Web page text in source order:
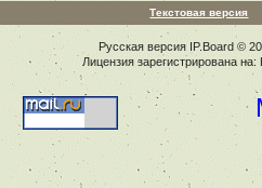
Текстовая версия
Русская версия IP.Board©
Лицензия зарегистрирована на: